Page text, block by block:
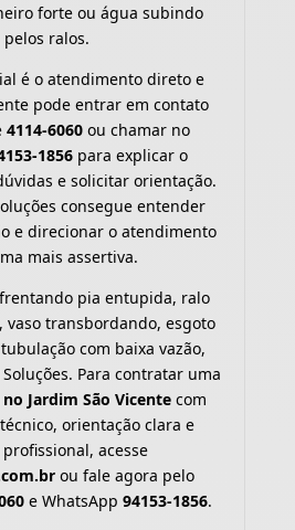
forte ou água subindo
pelos ralos.
é o atendimento direto e
pode entrar em contato
4114-6060ou chamar no
1856para explicar o
e solicitar orientação.
consegue entender
e direcionar o atendimento
mais assertiva.
pia entupida, ralo
vaso transbordando, esgoto
com baixa vazão,
Para contratar uma
Jardim São Vicente com
orientação clara e
acesse
ou fale agora pelo
e WhatsApp 94153-1856.